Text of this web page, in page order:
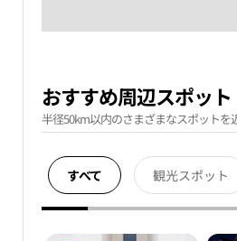
おすすめ周辺スポット
半径50km以内のさまざまなスポットを
すべて 観光スポット